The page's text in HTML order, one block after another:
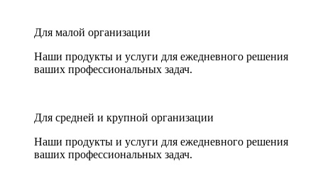
Для малой организации
Наши продукты и услуги для ежедневного решения
ваших профессиональных задач.
Для средней и крупной организации
Наши продукты и услуги для ежедневного решения
ваших профессиональных задач.